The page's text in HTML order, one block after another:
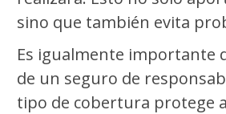
sino que también evita
Es igualmente importante
de un seguro de
tipo de cobertura protege